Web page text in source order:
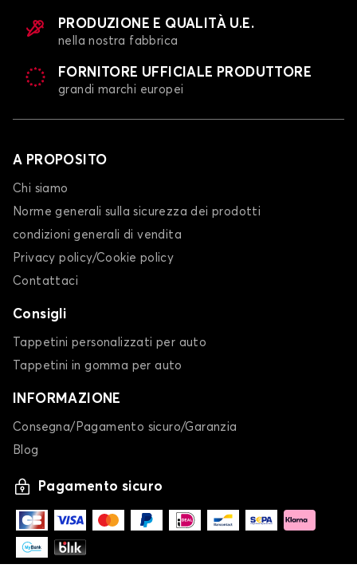
PRODUZIONE E QUALITÀ U.E.
nella nostra fabbrica
FORNITORE UFFICIALE PRODUTTORE
grandi marchi europei
A PROPOSITO
Chi siamo
Norme generali sulla sicurezza dei prodotti
condizioni generali di vendita
Privacy policy/Cookie policy
Contattaci
Consigli
Tappetini personalizzati per auto
Tappetini in gomma per auto
INFORMAZIONE
Consegna/Pagamento sicuro/Garanzia
Blog
Pagamento sicuro